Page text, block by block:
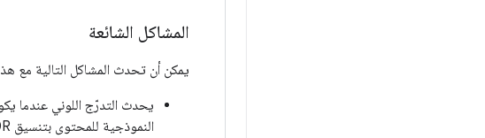
المشاكل الشائعة
يمكن أن تحدث المشاكل التالية مع